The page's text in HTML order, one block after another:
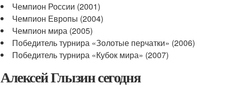
Чемпион России (2001)
Чемпион Европы (2004)
Чемпион мира (2005)
Победитель турнира «Золотые перчатки» (2006)
Победитель турнира «Кубок мира» (2007)
Алексей Глызин сегодня